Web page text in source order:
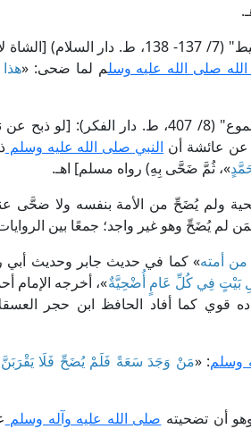
قال الإمام الغزالي في "الوسيط" (7/
صلى الله عليه وسلم لما ضحى: «
وقال الإمام النووي في "المجموع" (8/ 407،
عن عائشة أن النبي صلى الله عليه وسلم
»، ثُمَّ ضَحَّى بِهِ) رواه مسلم] اهـ.
ولم يُضَحِّ من الأمة بنفسه ولا ضحَّى
لم يُضَحِّ وهو غير واجد؛ جمعًا بين
أمته» كما في حديث جابر وحديث أبي
بَيْتٍ فِي كُلِّ عَامٍ أُضْحِيَّةٌ»، أخرجه الإمام
وسلم: «مَنْ وَجَدَ سَعَةً فَلَمْ يُضَحِّ فَلَا يَقْرَبَنَّ
أن تضحيته صلى الله عليه وآله وسلم